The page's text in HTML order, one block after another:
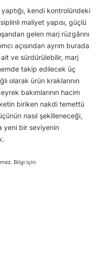
kendi kontrolündeki
maliyet yapısı, güçlü
gelen marj rüzgârını
açısından ayrım burada
ve sürdürülebilir, marj
takip edilecek üç
olarak ürün kraklarının
bakımlarının hacim
biriken nakdi temettü
nasıl şekilleneceği,
yeni bir seviyenin
Bilgi için: